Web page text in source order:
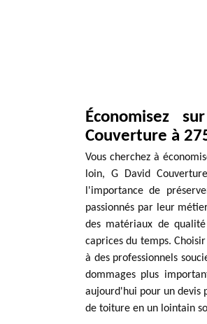
Économisez
Couverture à
Vous cherchez à
loin, G David
l'importance de
passionnés par leur
des matériaux de
caprices du temps.
à des professionnels
dommages plus
aujourd'hui pour un devis
de toiture en un lointain